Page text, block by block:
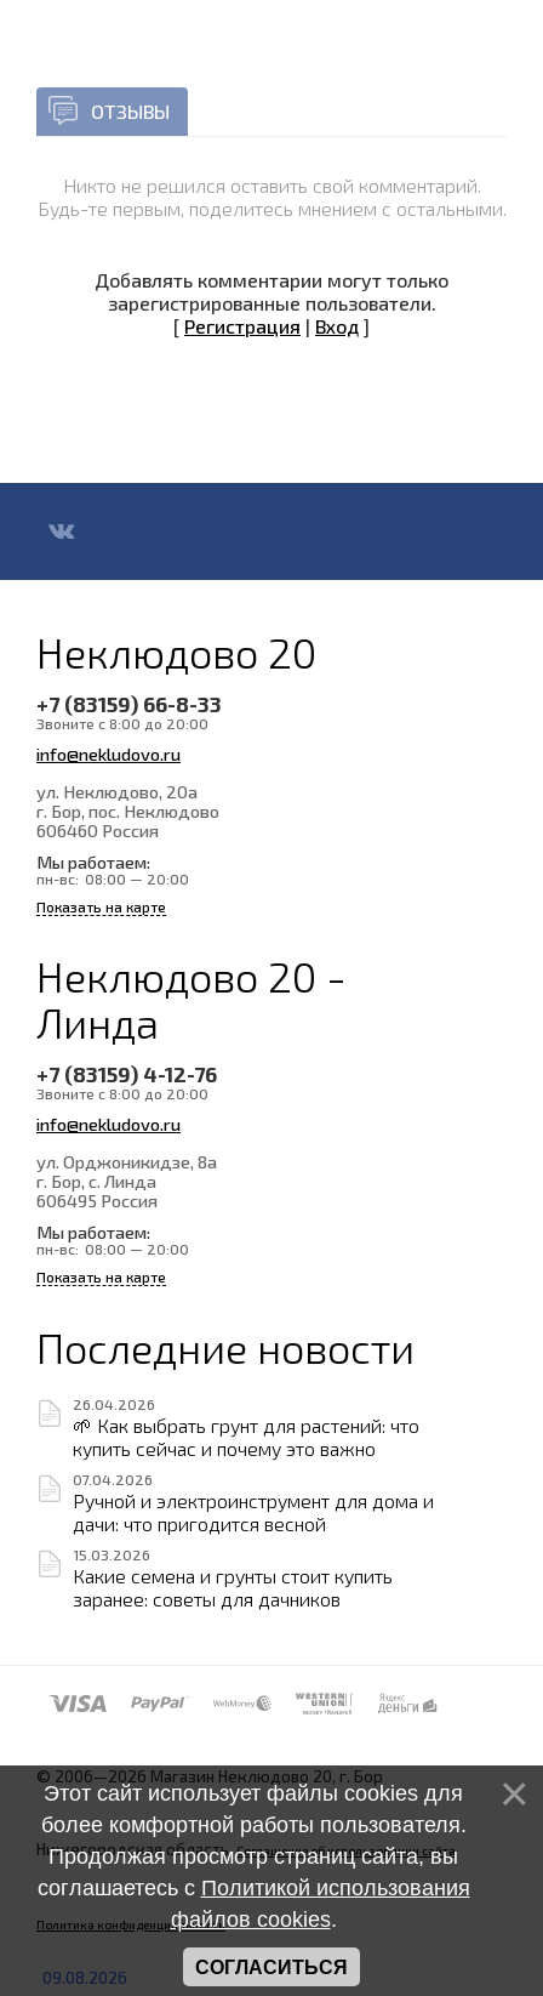
ОТЗЫВЫ
Никто не решился оставить свой комментарий.
Будь-те первым, поделитесь мнением с остальными.
Добавлять комментарии могут только
зарегистрированные пользователи.
[ Регистрация | Вход ]
Неклюдово 20
+7 (83159) 66-8-33
Звоните с 8:00 до 20:00
info@nekludovo.ru
ул. Неклюдово, 20а
г. Бор, пос. Неклюдово
606460 Россия
Мы работаем:
пн-вс: 08:00 — 20:00
Показать на карте
Неклюдово 20 -
Линда
+7 (83159) 4-12-76
Звоните с 8:00 до 20:00
info@nekludovo.ru
ул. Орджоникидзе, 8а
г. Бор, с. Линда
606495 Россия
Мы работаем:
пн-вс: 08:00 — 20:00
Показать на карте
Последние новости
26.04.2026
🌱 Как выбрать грунт для растений: что
купить сейчас и почему это важно
07.04.2026
Ручной и электроинструмент для дома и
дачи: что пригодится весной
15.03.2026
Какие семена и грунты стоит купить
заранее: советы для дачников
© 2006—2026 Магазин Неклюдово 20, г. Бор
Нижегородская область.Соглашение об использовании сайта
Политика конфиденциальности
09.08.2026
Этот сайт использует файлы cookies для
более комфортной работы пользователя.
Продолжая просмотр страниц сайта, вы
соглашаетесь с Политикой использования
файлов cookies.
СОГЛАСИТЬСЯ